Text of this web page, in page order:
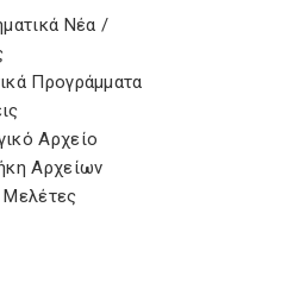
Νέα /
Προγράμματα
Αρχείο
Αρχείων